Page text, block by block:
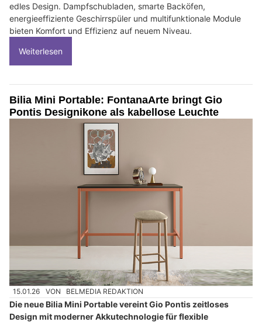
edles Design. Dampfschubladen, smarte Backöfen,
energieeffiziente Geschirrspüler und multifunktionale Module
bieten Komfort und Effizienz auf neuem Niveau.
Weiterlesen
Bilia Mini Portable: FontanaArte bringt Gio
Pontis Designikone als kabellose Leuchte
15.01.26 VON BELMEDIA REDAKTION
Die neue Bilia Mini Portable vereint Gio Pontis zeitloses
Design mit moderner Akkutechnologie für flexible